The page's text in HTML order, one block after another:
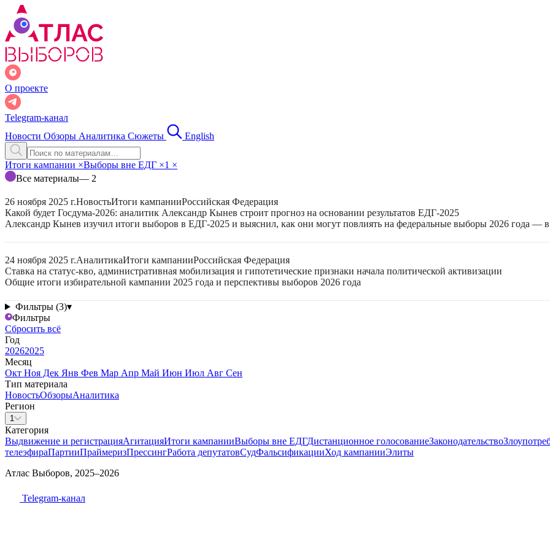
О проекте
Telegram-канал
Новости Обзоры Аналитика Сюжеты English
Итоги кампании ×Выборы вне ЕДГ ×1 ×
Все материалы— 2
26 ноября 2025 г.НовостьИтоги кампанииРоссийская Федерация
Какой будет Госдума-2026: аналитик Александр Кынев строит прогноз на основании результатов ЕДГ-2025
Александр Кынев изучил итоги выборов в ЕДГ-2025 и выяснил, как они могут повлиять на федеральные выборы 2026 года —
24 ноября 2025 г.АналитикаИтоги кампанииРоссийская Федерация
Ставка на статус-кво, административная мобилизация и гипотетические признаки начала политической активизации
Общие итоги избирательной кампании 2025 года и перспективы выборов 2026 года
Фильтры (3)▾
Фильтры
Сбросить всё
Год
20262025
Месяц
Окт Ноя Дек Янв Фев Мар Апр Май Июн Июл Авг Сен
Тип материала
НовостьОбзорыАналитика
Регион
1
Категория
Выдвижение и регистрацияАгитацияИтоги кампанииВыборы вне ЕДГДистанционное голосованиеЗаконодательство
телеэфираПартииПраймеризПрессингРабота депутатовСудФальсификацииХод кампанииЭлиты
Атлас Выборов, 2025–2026
Telegram-канал